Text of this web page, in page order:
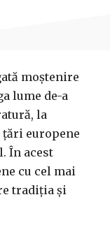
moștenire
lume de-a
la
europene
În acest
cu cel mai
tradiția și